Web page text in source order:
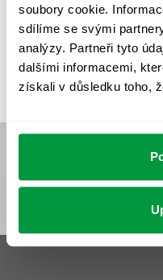
soubory cookie.
sdílíme se svými
analýzy. Partneři tyto
dalšími informacemi,
získali v důsledku toho,
VÝPOČTY A NÁVRHY
ZKOUŠKY NOUZOVÉHO